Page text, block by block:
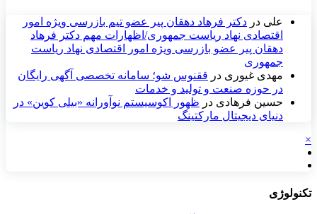
علی در دکتر فرهاد دهقان پیر عضو تيم بازرسی ويژه امور
اقتصادی نهاد رياست جمهوری/اظهارات مهم دکتر فرهاد
دهقان پیر عضو بازرسی ویژه امور اقتصادی نهاد ریاست
جمهوری
مهدی غیوری در ققنوس شو؛ سامانه تخصصی آگهی رایگان
در حوزه صنعت و تولید و خدمات
حسین فرهادی در ظهور اکوسیستم نوآورانه «بیلی کوین» در
دنیای دیجیتال مارکتینگ
×
تکنولوژی